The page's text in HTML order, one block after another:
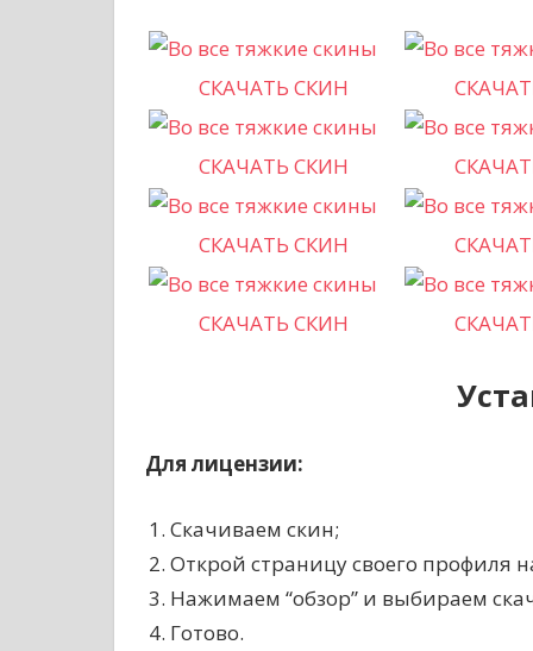
СКАЧАТЬ СКИН
СКАЧАТЬ СКИН
СКАЧАТЬ СКИН
СКАЧАТЬ СКИН
Для лицензии:
Скачиваем скин;
Открой страницу своего профиля
Нажимаем “обзор” и выбираем
Готово.